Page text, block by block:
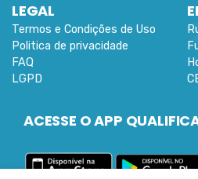
LEGAL
Termos e Condições de Uso
Politica de privacidade
FAQ
LGPD
ACESSE O APP